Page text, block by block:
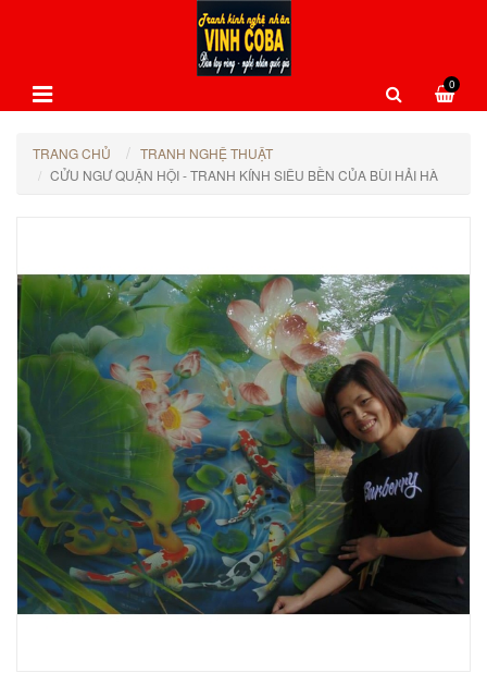
0
TRANG CHỦ
TRANH NGHỆ THUẬT
CỬU NGƯ QUẬN HỘI - TRANH KÍNH SIÊU BỀN CỦA BÙI HẢI HÀ